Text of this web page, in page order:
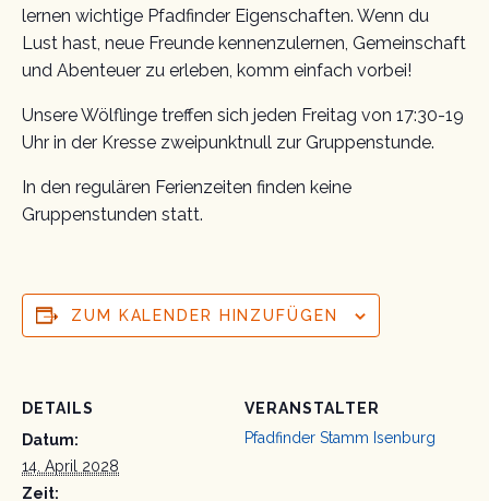
lernen wichtige Pfadfinder Eigenschaften. Wenn du
Lust hast, neue Freunde kennenzulernen, Gemeinschaft
und Abenteuer zu erleben, komm einfach vorbei!
Unsere Wölflinge treffen sich jeden Freitag von 17:30-19
Uhr in der Kresse zweipunktnull zur Gruppenstunde.
In den regulären Ferienzeiten finden keine
Gruppenstunden statt.
ZUM KALENDER HINZUFÜGEN
DETAILS
Datum:
14. April 2028
Zeit:
VERANSTALTER
Pfadfinder Stamm Isenburg